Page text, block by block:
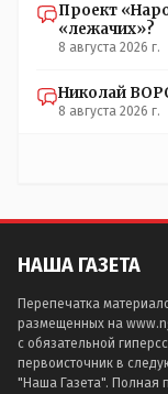
Проект
«лежачих»?
8 августа 2026 г.
Николай
8 августа 2026 г.
НАША ГАЗЕТА
Перепечатка
размещенных на
с обязательной
первоисточник в
"Наша Газета". Полная